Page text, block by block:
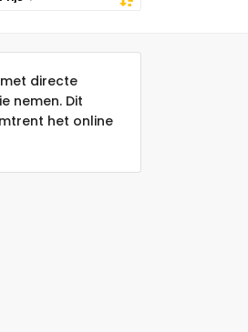
met directe
nemen. Dit
het online